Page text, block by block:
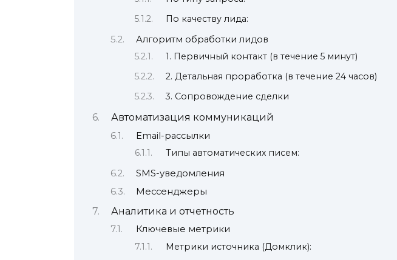
По качеству лида:
Алгоритм обработки лидов
1. Первичный контакт (в течение 5 минут)
2. Детальная проработка (в течение 24 часов)
3. Сопровождение сделки
Автоматизация коммуникаций
Email-рассылки
Типы автоматических писем:
SMS-уведомления
Мессенджеры
Аналитика и отчетность
Ключевые метрики
Метрики источника (Домклик):